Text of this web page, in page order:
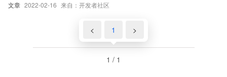
文章 2022-02-16 来自：开发者社区
< 1 >
1 / 1